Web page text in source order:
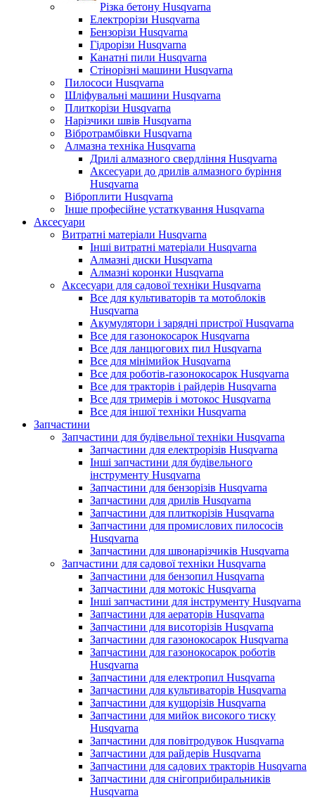
Різка бетону Husqvarna
Електрорізи Husqvarna
Бензорізи Husqvarna
Гідрорізи Husqvarna
Канатні пили Husqvarna
Стінорізні машини Husqvarna
Пилососи Husqvarna
Шліфувальні машини Husqvarna
Плиткорізи Husqvarna
Нарізчики швів Husqvarna
Вібротрамбівки Husqvarna
Алмазна техніка Husqvarna
Дрилі алмазного свердління Husqvarna
Аксесуари до дрилів алмазного буріння
Husqvarna
Віброплити Husqvarna
Інше професійне устаткування Husqvarna
Аксесуари
Витратні матеріали Husqvarna
Інші витратні матеріали Husqvarna
Алмазні диски Husqvarna
Алмазні коронки Husqvarna
Аксесуари для садової техніки Husqvarna
Все для культиваторів та мотоблоків
Husqvarna
Акумулятори і зарядні пристрої Husqvarna
Все для газонокосарок Husqvarna
Все для ланцюгових пил Husqvarna
Все для мінімийок Husqvarna
Все для роботів-газонокосарок Husqvarna
Все для тракторів і райдерів Husqvarna
Все для тримерів і мотокос Husqvarna
Все для іншої техніки Husqvarna
Запчастини
Запчастини для будівельної техніки Husqvarna
Запчастини для електрорізів Husqvarna
Інші запчастини для будівельного
інструменту Husqvarna
Запчастини для бензорізів Husqvarna
Запчастини для дрилів Husqvarna
Запчастини для плиткорізів Husqvarna
Запчастини для промислових пилососів
Husqvarna
Запчастини для швонарізчиків Husqvarna
Запчастини для садової техніки Husqvarna
Запчастини для бензопил Husqvarna
Запчастини для мотокіс Husqvarna
Інші запчастини для інструменту Husqvarna
Запчастини для аераторів Husqvarna
Запчастини для висоторізів Husqvarna
Запчастини для газонокосарок Husqvarna
Запчастини для газонокосарок роботів
Husqvarna
Запчастини для електропил Husqvarna
Запчастини для культиваторів Husqvarna
Запчастини для кущорізів Husqvarna
Запчастини для мийок високого тиску
Husqvarna
Запчастини для повітродувок Husqvarna
Запчастини для райдерів Husqvarna
Запчастини для садових тракторів Husqvarna
Запчастини для снігоприбиральників
Husqvarna